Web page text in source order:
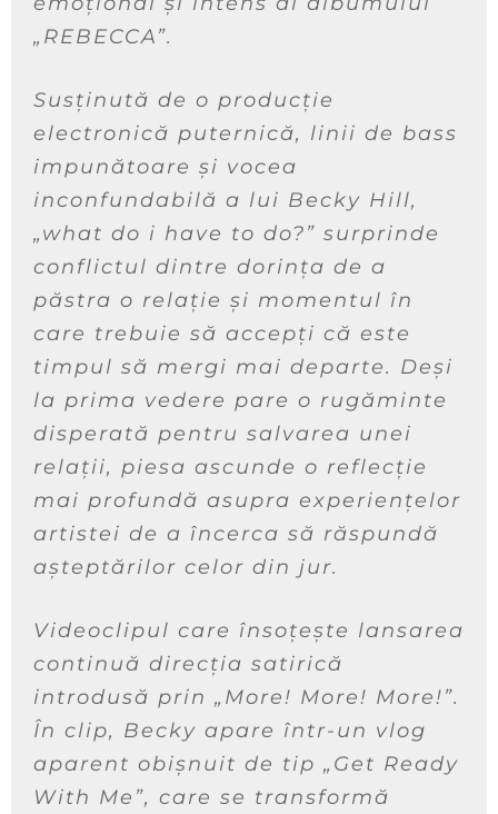
„REBECCA”.
Susținută de o producție
electronică puternică, linii de bass
impunătoare și vocea
inconfundabilă a lui Becky Hill,
„what do i have to do?” surprinde
conflictul dintre dorința de a
păstra o relație și momentul în
care trebuie să accepți că este
timpul să mergi mai departe. Deși
la prima vedere pare o rugăminte
disperată pentru salvarea unei
relații, piesa ascunde o reflecție
mai profundă asupra experiențelor
artistei de a încerca să răspundă
așteptărilor celor din jur.
Videoclipul care însoțește lansarea
continuă direcția satirică
introdusă prin „More! More! More!”.
În clip, Becky apare într-un vlog
aparent obișnuit de tip „Get Ready
With Me”, care se transformă